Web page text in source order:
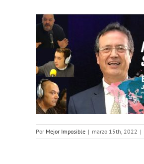
Por Mejor Imposible | marzo 15th, 2022 |